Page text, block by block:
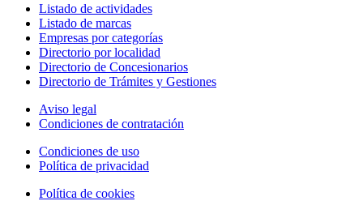
Listado de actividades
Listado de marcas
Empresas por categorías
Directorio por localidad
Directorio de Concesionarios
Directorio de Trámites y Gestiones
Aviso legal
Condiciones de contratación
Condiciones de uso
Política de privacidad
Política de cookies